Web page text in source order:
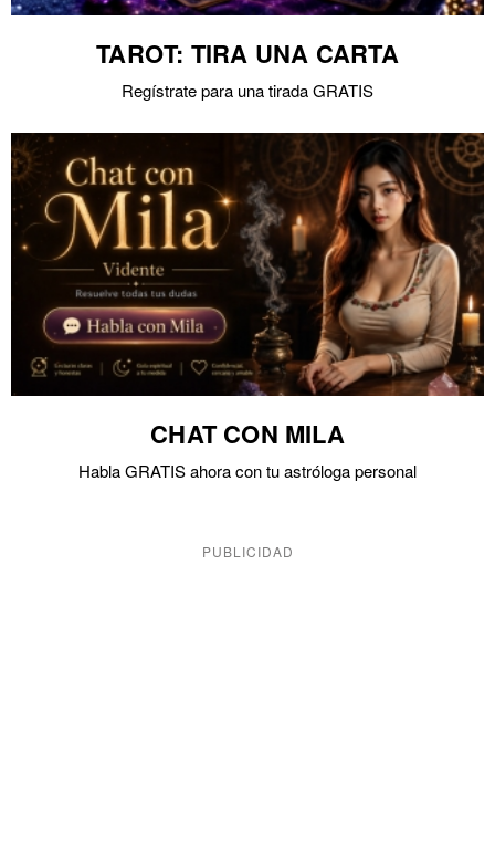
TAROT: TIRA UNA CARTA
Regístrate para una tirada GRATIS
CHAT CON MILA
Habla GRATIS ahora con tu astróloga personal